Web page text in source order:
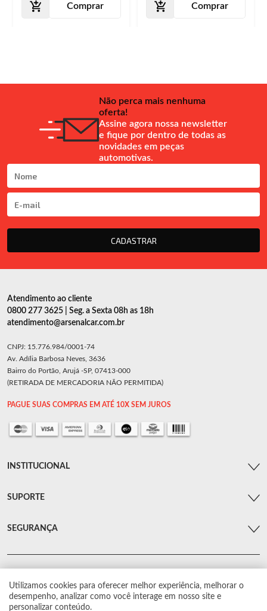
Comprar Comprar
Não perca mais nenhuma
oferta!
Assine agora nossa newsletter
e fique por dentro de todas as
novidades em peças
automotivas.
CADASTRAR
Utilizamos cookies para oferecer melhor experiência, melhorar o
desempenho, analizar como você interage em nosso site e
personalizar conteúdo.
Atendimento ao cliente
0800 277 3625 | Seg. a Sexta 08h as 18h
atendimento@arsenalcar.com.br
CNPJ: 15.776.984/0001-74
Av. Adília Barbosa Neves, 3636
Bairro do Portão, Arujá -SP, 07413-000
(RETIRADA DE MERCADORIA NÃO PERMITIDA)
PAGUE SUAS COMPRAS EM ATÉ 10X SEM JUROS
INSTITUCIONAL
SUPORTE
SEGURANÇA
© Arsenal Car. Todos os direitos reservados.
Proibida reprodução total ou parcial. Preços e estoque sujeito a alterações sem